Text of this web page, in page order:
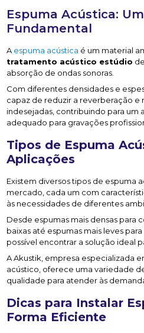
Espuma Acústica:
Fundamental
A espuma acústica é um material
tratamento acústico estúdio
absorção de ondas sonoras.
Com diferentes densidades e
capaz de reduzir a reverberação e
indesejadas, contribuindo para um
adequado para gravações
Tipos de Espuma
Aplicações
Existem diversos tipos de espuma
mercado, cada um com
às necessidades de diferentes
Desde espumas mais densas para
baixas até espumas mais leves
possível encontrar a solução ideal
A Akustik, empresa especializada
acústico, oferece uma variedade
qualidade para atender às
Dicas para Instalar
Forma Eficiente